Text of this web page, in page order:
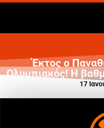
Έκτος ο
Ολυμπιακός! Η
17